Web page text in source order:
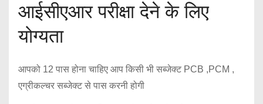
आईसीएआर परीक्षा देने के लिए
योग्यता
आपको 12 पास होना चाहिए आप किसी भी सब्जेक्ट PCB ,PCM ,
एग्रीकल्चर सब्जेक्ट से पास करनी होगी